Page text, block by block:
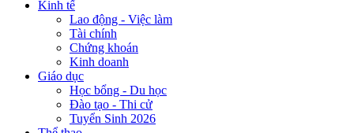
Kinh tế
Lao động - Việc làm
Tài chính
Chứng khoán
Kinh doanh
Giáo dục
Học bổng - Du học
Đào tạo - Thi cử
Tuyển Sinh 2026